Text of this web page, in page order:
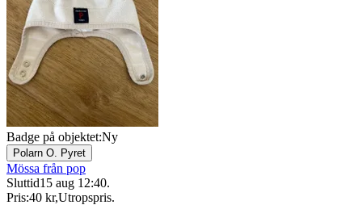
Badge på objektet:Ny
Polarn O. Pyret
Mössa från pop
Sluttid15 aug 12:40.
Pris:40 kr,Utropspris.